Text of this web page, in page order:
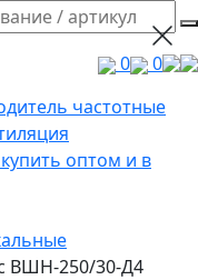
0
0
частотные
оптом и в
ВШН-250/30-Д4